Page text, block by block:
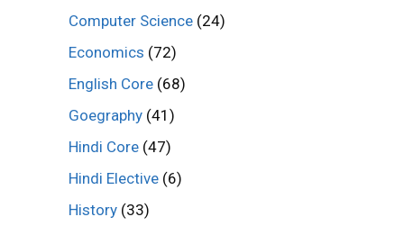
Computer Science (24)
Economics (72)
English Core (68)
Goegraphy (41)
Hindi Core (47)
Hindi Elective (6)
History (33)